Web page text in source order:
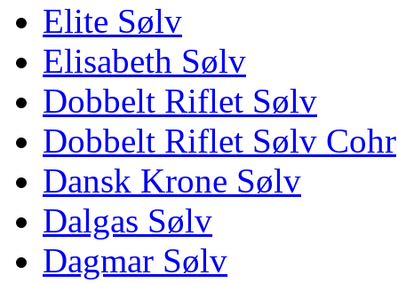
Elite Sølv
Elisabeth Sølv
Dobbelt Riflet Sølv
Dobbelt Riflet Sølv Cohr
Dansk Krone Sølv
Dalgas Sølv
Dagmar Sølv